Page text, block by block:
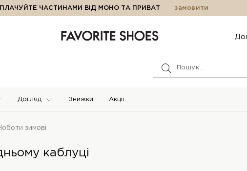
ЧАСТИНАМИ ВІД МОНО ТА ПРИВАТ замовити
Догляд Знижки Акції
зимові
каблуці